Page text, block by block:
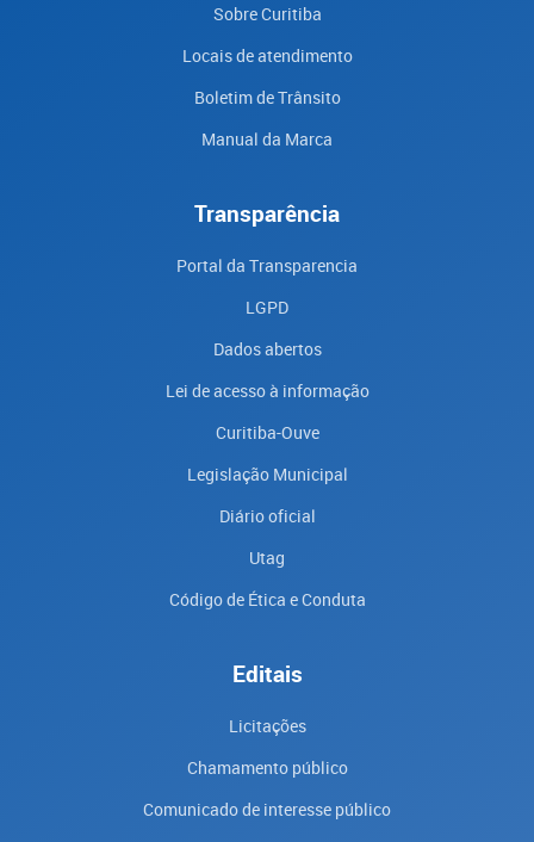
Sobre Curitiba
Locais de atendimento
Boletim de Trânsito
Manual da Marca
Transparência
Portal da Transparencia
LGPD
Dados abertos
Lei de acesso à informação
Curitiba-Ouve
Legislação Municipal
Diário oficial
Utag
Código de Ética e Conduta
Editais
Licitações
Chamamento público
Comunicado de interesse público